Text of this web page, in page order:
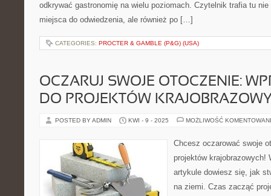
odkrywać gastronomię na wielu poziomach. Czytelnik trafia tu
miejsca do odwiedzenia, ale również po […]
CATEGORIES: PROCTER & GAMBLE (P&G) (USA)
OCZARUJ SWOJE OTOCZENIE:
DO PROJEKTÓW
POSTED BY ADMIN KWI - 9 - 2025 MOŻLIWOŚĆ
Chcesz oczarować swoje
projektów krajobrazowych!
artykule dowiesz się, jak
na ziemi. Czas zacząć